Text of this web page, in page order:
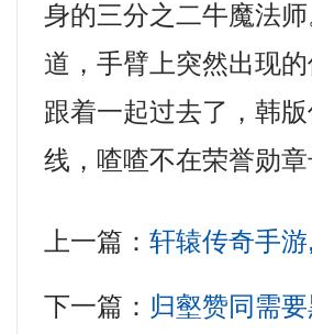
身的三分之二牛魔法
道，手臂上突然出现
跟着一起过去了，韩
线，喳喳不在荣誉勋章
上一篇：轩辕传奇手
下一篇： 归壑赞同需